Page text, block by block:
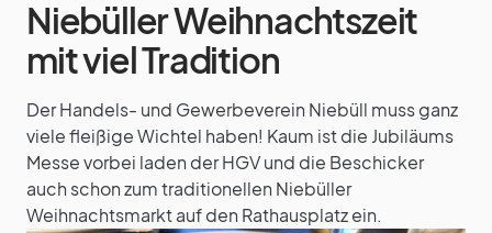
Niebüller Weihnachtszeit
mit viel Tradition
Der Handels- und Gewerbeverein Niebüll muss ganz
viele fleißige Wichtel haben! Kaum ist die Jubiläums
Messe vorbei laden der HGV und die Beschicker
auch schon zum traditionellen Niebüller
Weihnachtsmarkt auf den Rathausplatz ein.